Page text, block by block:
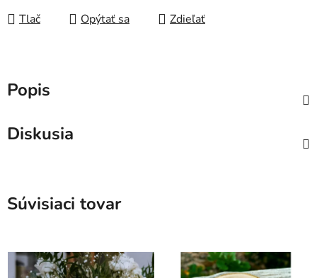
Tlač Opýtať sa Zdieľať
Popis
Diskusia
Súvisiaci tovar